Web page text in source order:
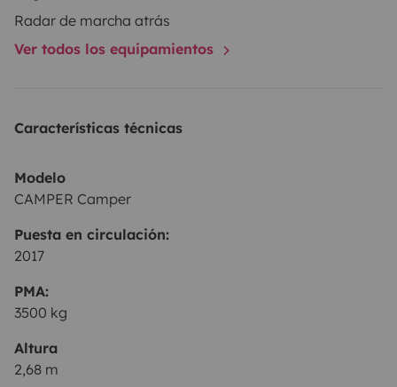
y encanto. Es la furgoneta ideal para quienes valoran
el confort, el diseño y la libertad de improvisar en
ruta.Lista para viajar, sin complicaciones. Solo tienes
Radar de marcha atrás
Ver todos los equipamientos
Características técnicas
Modelo
CAMPER Camper
Puesta en circulación:
2017
PMA:
3500 kg
Altura
2,68 m